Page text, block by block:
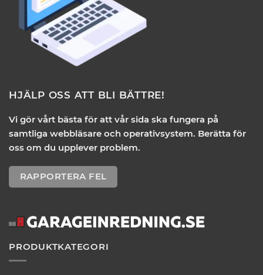
HJÄLP OSS ATT BLI BÄTTRE!
Vi gör vårt bästa för att vår sida ska fungera på
samtliga webbläsare och operativsystem. Berätta för
oss om du upplever problem.
RAPPORTERA FEL
PRODUKTKATEGORI